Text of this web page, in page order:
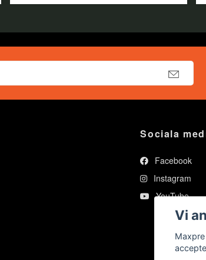
Sociala
Facebook
Instagram
YouTube
Vi